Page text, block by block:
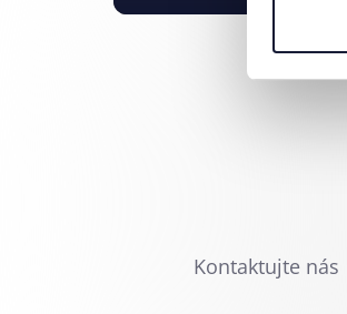
Kontaktujte nás